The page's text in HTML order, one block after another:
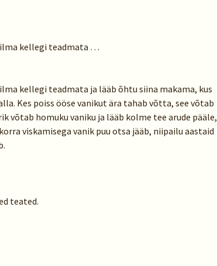
kellegi teadmata …
kellegi teadmata ja lääb õhtu siina makama, kus
Kes poiss ööse vanikut ära tahab võtta, see võtab
võtab homuku vaniku ja lääb kolme tee arude pääle,
viskamisega vanik puu otsa jääb, niipailu aastaid
teated.